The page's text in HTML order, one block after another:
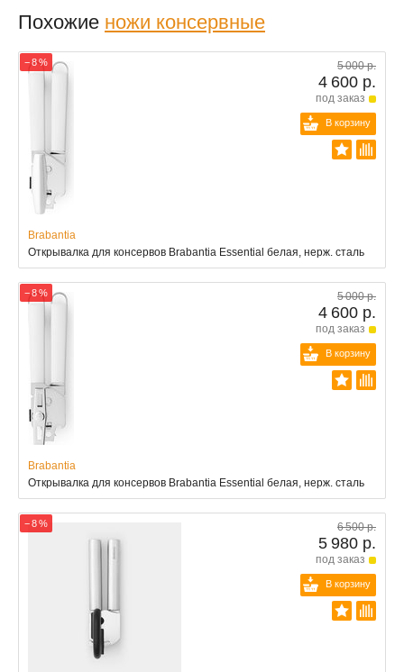
Похожие ножи консервные
− 8 % 5 000 р.
4 600 р.
под заказ
В корзину
Brabantia
Открывалка для консервов Brabantia Essential белая, нерж. сталь
− 8 % 5 000 р.
4 600 р.
под заказ
В корзину
Brabantia
Открывалка для консервов Brabantia Essential белая, нерж. сталь
− 8 % 6 500 р.
5 980 р.
под заказ
В корзину